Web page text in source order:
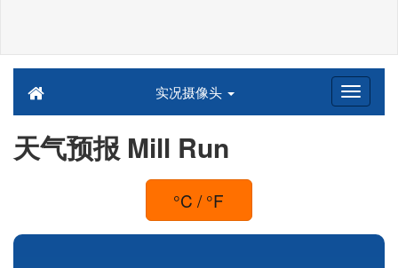
实况摄像头
天气预报 Mill Run
°C / °F